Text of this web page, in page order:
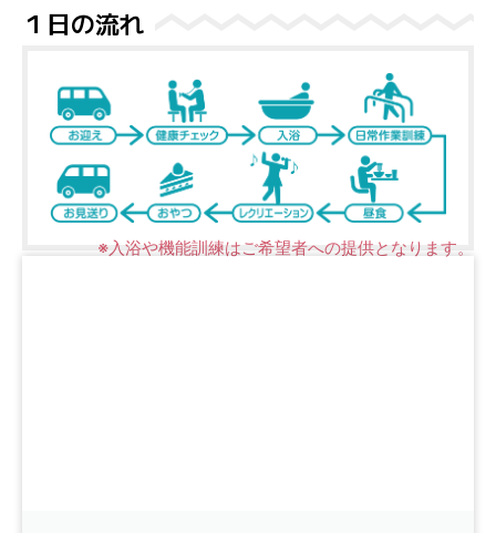
１日の流れ
※入浴や機能訓練はご希望者への提供となります。